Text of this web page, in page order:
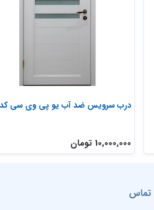
درب داخلی اتاقی و ضد آب مدل میلانو
10,100,000 تومان
تماس